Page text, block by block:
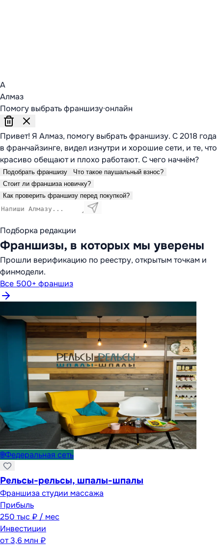
А
Алмаз
Помогу выбрать франшизу·онлайн
Привет! Я Алмаз, помогу выбрать франшизу. С 2018 года
в франчайзинге, видел изнутри и хорошие сети, и те, что
красиво обещают и плохо работают. С чего начнём?
Подобрать франшизу
Что такое паушальный взнос?
Стоит ли франшиза новичку?
Как проверить франшизу перед покупкой?
Подборка редакции
Франшизы, в которых мы уверены
Прошли верификацию по реестру, открытым точкам и
финмодели.
Все 500+ франшиз
🌐Федеральная сеть
Рельсы-рельсы, шпалы-шпалы
Франшиза студии массажа
Прибыль
250 тыс ₽ / мес
Инвестиции
от3,6 млн ₽